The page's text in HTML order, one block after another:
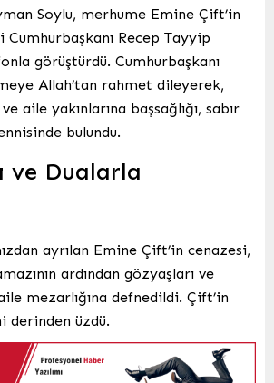
Soylu, merhume Emine Çift’in
Cumhurbaşkanı Recep Tayyip
görüştürdü. Cumhurbaşkanı
Allah’tan rahmet dileyerek,
aile yakınlarına başsağlığı, sabır
bulundu.
ve Dualarla
ayrılan Emine Çift’in cenazesi,
ardından gözyaşları ve
mezarlığına defnedildi. Çift’in
derinden üzdü.